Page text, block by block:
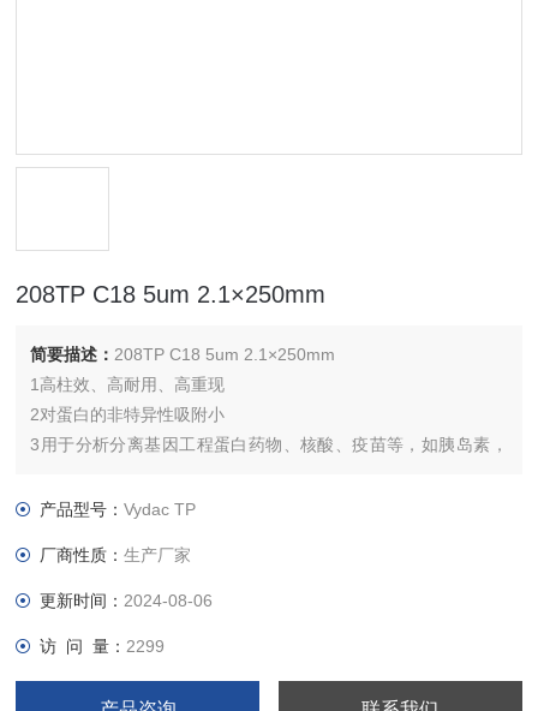
208TP C18 5um 2.1×250mm
简要描述： 208TP C18 5um 2.1×250mm
1高柱效、高耐用、高重现
2对蛋白的非特异性吸附小
3用于分析分离基因工程蛋白药物、核酸、疫苗等，如胰岛素，
4从液/质连用色谱柱至工业制备填料线性放大
产品型号：Vydac TP
厂商性质：生产厂家
更新时间： 2024-08-06
访 问 量： 2299